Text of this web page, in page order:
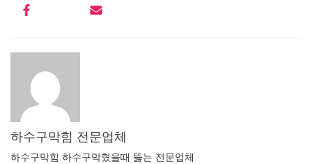
하수구막힘 전문업체
하수구막힘 하수구막혔을때 뚫는 전문업체